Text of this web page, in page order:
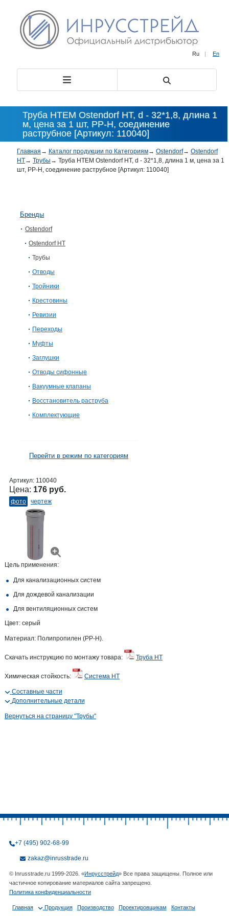
Ru | En
Труба HTEM Ostendorf HT, d - 32*1,8, длина 1
м, цена за 1 шт, PP-H, соединение
раструбное [Артикул: 110040]
Главная → Каталог продукции по Категориям→ Ostendorf→ Ostendorf
HT→ Трубы → Труба HTEM Ostendorf HT, d - 32*1,8, длина 1 м, цена за 1
шт, PP-H, соединение раструбное [Артикул: 110040]
Бренды
Ostendorf
Ostendorf HT
Трубы
Отводы
Тройники
Крестовины
Ревизии
Переходы
Муфты
Заглушки
Отводы сифонные
Вакуумные клапаны
Восстановитель раструба
Комплектующие
Перейти в режим по категориям
Артикул: 110040
Цена: 176 руб.
фото чертеж
Цель применения:
Для канализационных систем
Для дождевой канализации
Для вентиляционных систем
Цвет: серый
Материал: Полипропилен (PP-H).
Скачать инструкцию по монтажу товара: Труба HT
Химическая стойкость: Система HT
Составные части
Дополнительные детали
Вернуться на страницу "Трубы"
+7 (495) 902-68-99
zakaz@inrusstrade.ru
© Inrusstrade.ru 1999-2026. «Инрусстрейд» Все права защищены. Полное или
частичное копирование материалов сайта запрещено.
Политика конфиденциальности
Главная Продукция Производство Проектировщикам Контакты